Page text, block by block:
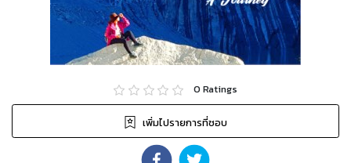
0 Ratings
เพิ่มไปรายการที่ชอบ